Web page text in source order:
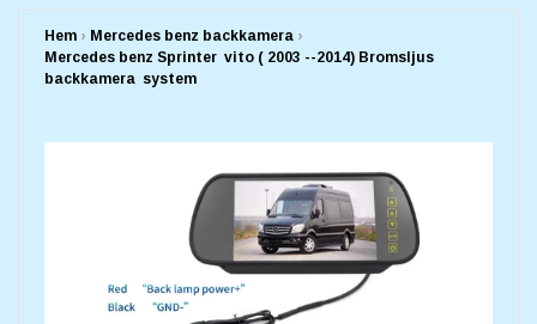
Hem › Mercedes benz backkamera ›
Mercedes benz Sprinter vito ( 2003 --2014) Bromsljus
backkamera system